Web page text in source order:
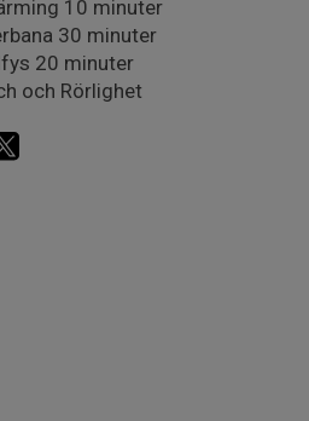
10 minuter
30 minuter
20 minuter
och Rörlighet